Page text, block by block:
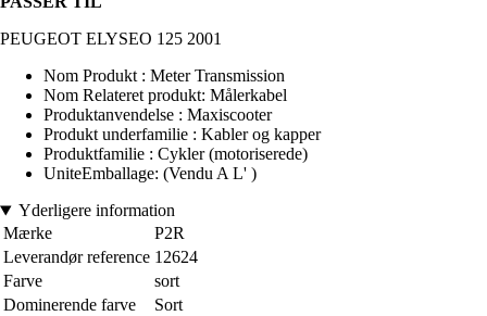
PEUGEOT ELYSEO 125 2001
Nom Produkt : Meter Transmission
Nom Relateret produkt: Målerkabel
Produktanvendelse : Maxiscooter
Produkt underfamilie : Kabler og kapper
Produktfamilie : Cykler (motoriserede)
UniteEmballage: (Vendu A L' )
Yderligere information
Mærke
P2R
Leverandør reference 12624
Farve
sort
Dominerende farve
Sort